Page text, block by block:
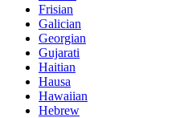
Frisian
Galician
Georgian
Gujarati
Haitian
Hausa
Hawaiian
Hebrew